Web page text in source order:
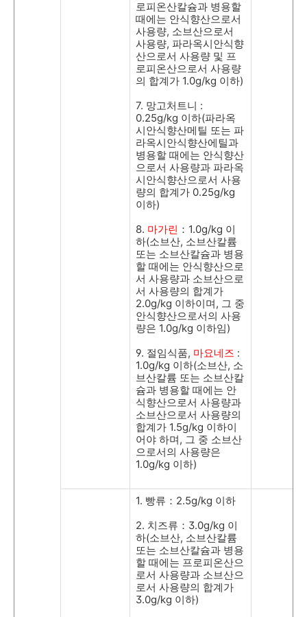
로피온산칼슘과 병용할
때에는 안식향산으로서
사용량, 소브산으로서
사용량, 파라옥시안식향
산으로서 사용량 및 프
로피온산으로서 사용량
의 합계가 1.0g/kg 이하)
7. 망고처트니 :
0.25g/kg 이하(파라옥
시안식향산메틸 또는 파
라옥시안식향산에틸과
병용할 때에는 안식향산
으로서 사용량과 파라옥
시안식향산으로서 사용
량의 합계가 0.25g/kg
이하)
8. 마가린 ： 1.0g/kg 이
하(소브산, 소브산칼륨
또는 소브산칼슘과 병용
할 때에는 안식향산으로
서 사용량과 소브산으로
서 사용량의 합계가
2.0g/kg 이하이며, 그 중
안식향산으로서의 사용
량은 1.0g/kg 이하임)
9. 절임식품, 마요네즈 :
1.0g/kg 이하(소브산, 소
브산칼륨 또는 소브산칼
슘과 병용할 때에는 안
식향산으로서 사용량과
소브산으로서 사용량의
합계가 1.5g/kg 이하이
어야 하며, 그 중 소브산
으로서의 사용량은
1.0g/kg 이하)
1. 빵류： 2.5g/kg 이하
2. 치즈류： 3.0g/kg 이
하(소브산, 소브산칼륨
또는 소브산칼슘과 병용
할 때에는 프로피온산으
로서 사용량과 소브산으
로서 사용량의 합계가
3.0g/kg 이하)